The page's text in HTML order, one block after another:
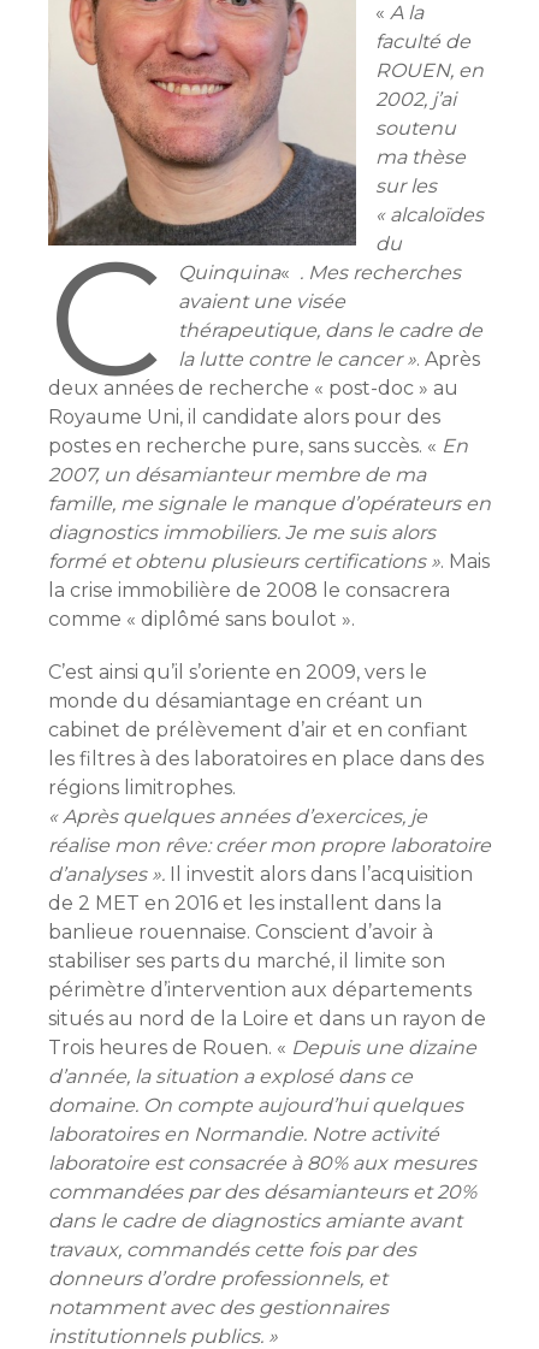
C
« A la
faculté de
ROUEN, en
2002, j’ai
soutenu
ma thèse
sur les
« alcaloïdes
du
Quinquina« . Mes recherches
avaient une visée
thérapeutique, dans le cadre de
la lutte contre le cancer ». Après
deux années de recherche « post-doc » au
Royaume Uni, il candidate alors pour des
postes en recherche pure, sans succès. « En
2007, un désamianteur membre de ma
famille, me signale le manque d’opérateurs en
diagnostics immobiliers. Je me suis alors
formé et obtenu plusieurs certifications ». Mais
la crise immobilière de 2008 le consacrera
comme « diplômé sans boulot ».
C’est ainsi qu’il s’oriente en 2009, vers le
monde du désamiantage en créant un
cabinet de prélèvement d’air et en confiant
les filtres à des laboratoires en place dans des
régions limitrophes.
« Après quelques années d’exercices, je
réalise mon rêve: créer mon propre laboratoire
d’analyses ». Il investit alors dans l’acquisition
de 2 MET en 2016 et les installent dans la
banlieue rouennaise. Conscient d’avoir à
stabiliser ses parts du marché, il limite son
périmètre d’intervention aux départements
situés au nord de la Loire et dans un rayon de
Trois heures de Rouen. « Depuis une dizaine
d’année, la situation a explosé dans ce
domaine. On compte aujourd’hui quelques
laboratoires en Normandie. Notre activité
laboratoire est consacrée à 80% aux mesures
commandées par des désamianteurs et 20%
dans le cadre de diagnostics amiante avant
travaux, commandés cette fois par des
donneurs d’ordre professionnels, et
notamment avec des gestionnaires
institutionnels publics. »